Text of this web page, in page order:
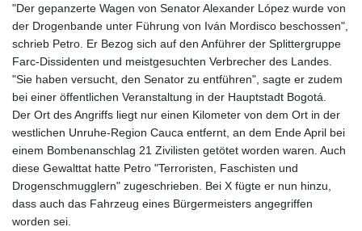
GIP 0.742819
GMD 73.999849
GNF
8780.000133
GTQ 7.628337
GYD 209.158083
HKD 7.844899
HNL 26.796086
HRK 6.539502
HTG 130.718954
HUF 316.379501
IDR 17916
"Der gepanzerte Wagen von Senator Alexander López wurde von
der Drogenbande unter Führung von Iván Mordisco beschossen",
schrieb Petro. Er Bezog sich auf den Anführer der Splittergruppe
Farc-Dissidenten und meistgesuchten Verbrecher des Landes.
"Sie haben versucht, den Senator zu entführen", sagte er zudem
bei einer öffentlichen Veranstaltung in der Hauptstadt Bogotá.
Der Ort des Angriffs liegt nur einen Kilometer von dem Ort in der
westlichen Unruhe-Region Cauca entfernt, an dem Ende April bei
einem Bombenanschlag 21 Zivilisten getötet worden waren. Auch
diese Gewalttat hatte Petro "Terroristen, Faschisten und
Drogenschmugglern" zugeschrieben. Bei X fügte er nun hinzu,
dass auch das Fahrzeug eines Bürgermeisters angegriffen
worden sei.